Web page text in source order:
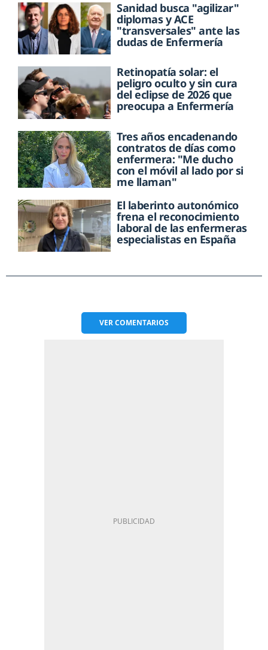
Sanidad busca "agilizar"
diplomas y ACE
"transversales" ante las
dudas de Enfermería
Retinopatía solar: el
peligro oculto y sin cura
del eclipse de 2026 que
preocupa a Enfermería
Tres años encadenando
contratos de días como
enfermera: "Me ducho
con el móvil al lado por si
me llaman"
El laberinto autonómico
frena el reconocimiento
laboral de las enfermeras
especialistas en España
VERCOMENTARIOS